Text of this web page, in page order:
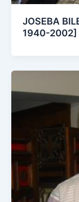
JOSEBA
1940-2002]